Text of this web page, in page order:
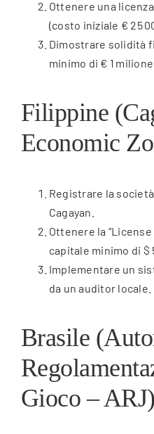
Ottenere una
(costo iniziale € 25
Dimostrare solidità
minimo di € 1 milione.
Filippine
Economic
Registrare la
Cagayan.
Ottenere la “License
capitale minimo di $
Implementare un
da un auditor locale.
Brasile
Gioco – ARJ)